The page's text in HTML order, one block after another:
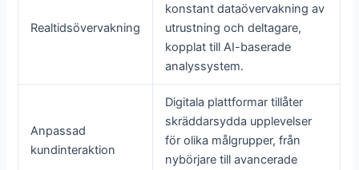
Realtidsövervakning
konstant dataövervakning av
utrustning och deltagare,
kopplat till AI-baserade
analyssystem.
Anpassad
kundinteraktion
Digitala plattformar tillåter
skräddarsydda upplevelser
för olika målgrupper, från
nybörjare till avancerade